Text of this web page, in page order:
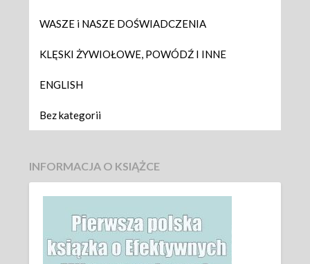
WASZE i NASZE DOŚWIADCZENIA
KLĘSKI ŻYWIOŁOWE, POWÓDŹ I INNE
ENGLISH
Bez kategorii
INFORMACJA O KSIĄŻCE